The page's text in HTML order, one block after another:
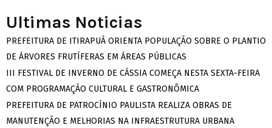
Ultimas Noticias
PREFEITURA DE ITIRAPUÃ ORIENTA POPULAÇÃO SOBRE O PLANTIO
DE ÁRVORES FRUTÍFERAS EM ÁREAS PÚBLICAS
III FESTIVAL DE INVERNO DE CÁSSIA COMEÇA NESTA SEXTA-FEIRA
COM PROGRAMAÇÃO CULTURAL E GASTRONÔMICA
PREFEITURA DE PATROCÍNIO PAULISTA REALIZA OBRAS DE
MANUTENÇÃO E MELHORIAS NA INFRAESTRUTURA URBANA